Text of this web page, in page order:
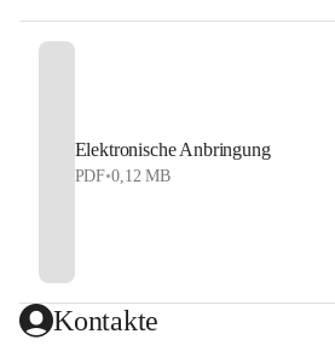
Elektronische Anbringung
PDF•0,12 MB
Kontakte